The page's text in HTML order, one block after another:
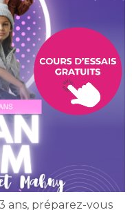
ans, préparez-vous